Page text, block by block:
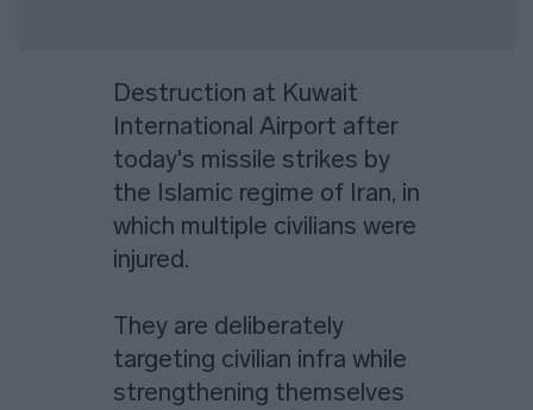
Destruction at Kuwait
International Airport after
today's missile strikes by
the Islamic regime of Iran, in
which multiple civilians were
injured.
They are deliberately
targeting civilian infra while
strengthening themselves